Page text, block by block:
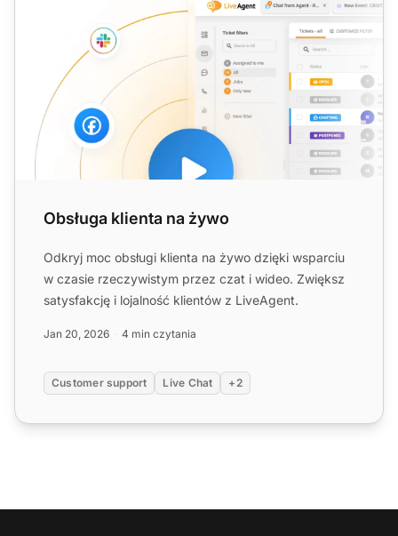
Obsługa klienta na żywo
Odkryj moc obsługi klienta na żywo dzięki wsparciu
w czasie rzeczywistym przez czat i wideo. Zwiększ
satysfakcję i lojalność klientów z LiveAgent.
Jan 20, 2026 4 min czytania
Customer support Live Chat +2